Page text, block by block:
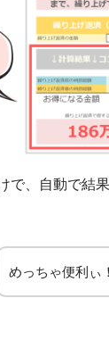
で、自動で結
めっちゃ便利ぃ！